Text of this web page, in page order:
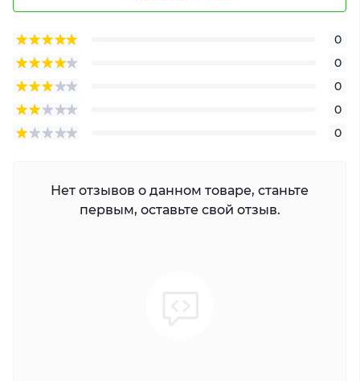
0
0
0
0
0
Нет отзывов о данном товаре, станьте
первым, оставьте свой отзыв.